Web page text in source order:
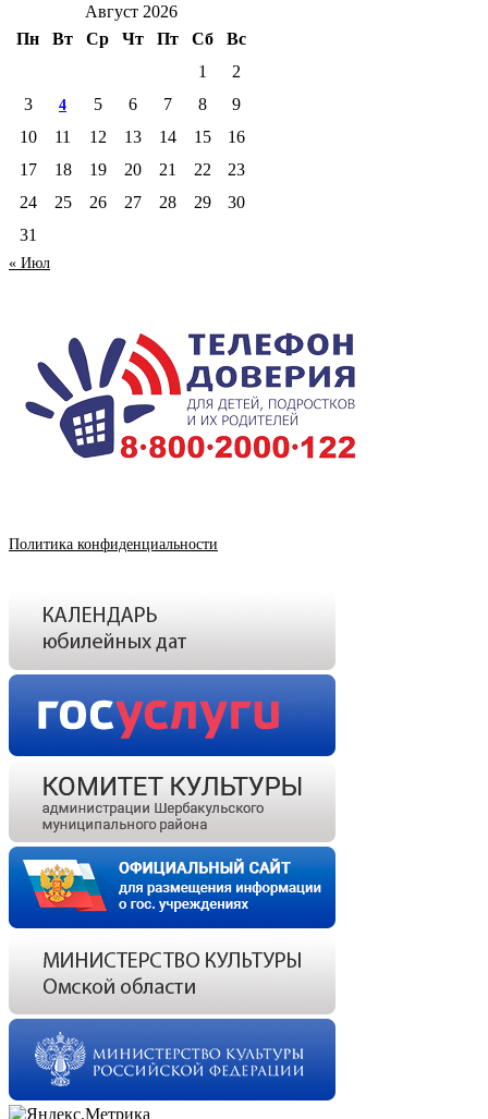
Август 2026
Пн
Вт Ср Чт Пт Сб
Вс
1
2
3
4 5 6 7 8
9
10
11 12 13 14 15
16
17
18 19 20 21 22
23
24
25 26 27 28 29
30
31
« Июл
Политика конфиденциальности